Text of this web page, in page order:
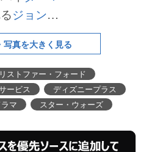
ジョン・
トファ
にインタビ
写真を大きく見る
ストファー・フォード
ービス
ディズニープラス
ラマ スター・ウォーズ